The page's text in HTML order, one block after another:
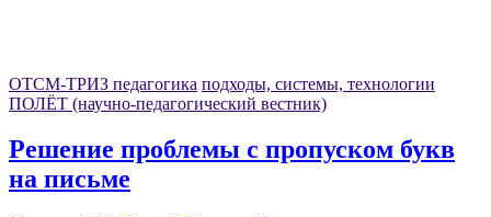
ОТСМ-ТРИЗ педагогика подходы, системы, технологии
ПОЛЁТ (научно-педагогический вестник)
Решение проблемы с пропуском букв
на письме